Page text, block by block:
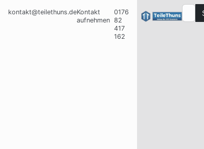
kontakt@teilethuns.deKontakt
aufnehmen
0176
82
417
162